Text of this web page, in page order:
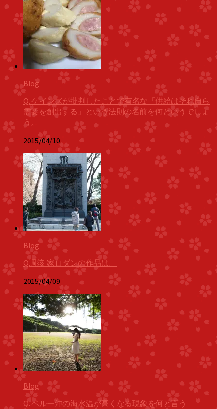
Blog
Q. ケインズが批判したことで有名な「供給はそれ自ら
需要を創出する」という法則の名前を何というでしょ
う。
2015/04/10
Blog
Q. 彫刻家ロダンの作品は。
2015/04/09
Blog
Q. ペルー沖の海水温が高くなる現象を何と言う